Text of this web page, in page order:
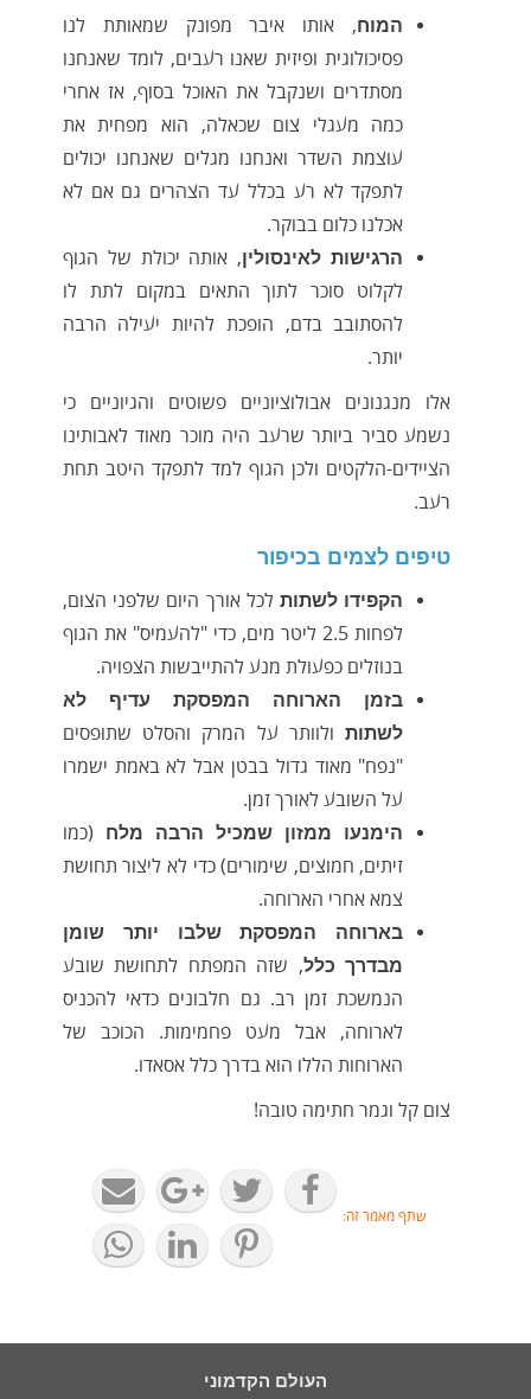
המוח, אותו איבר מפונק שמאותת לנו
פסיכולוגית ופיזית שאנו רעבים, לומד שאנחנו
מסתדרים ושנקבל את האוכל בסוף, אז אחרי
כמה מעגלי צום שכאלה, הוא מפחית את
עוצמת השדר ואנחנו מגלים שאנחנו יכולים
לתפקד לא רע בכלל עד הצהרים גם אם לא
אכלנו כלום בבוקר.
הרגישות לאינסולין, אותה יכולת של הגוף
לקלוט סוכר לתוך התאים במקום לתת לו
להסתובב בדם, הופכת להיות יעילה הרבה
יותר.
אלו מנגנונים אבולוציוניים פשוטים והגיוניים כי
נשמע סביר ביותר שרעב היה מוכר מאוד לאבותינו
הציידים-הלקטים ולכן הגוף למד לתפקד היטב תחת
רעב.
טיפים לצמים בכיפור
הקפידו לשתותלכל אורך היום שלפני הצום,
לפחות 2.5 ליטר מים, כדי "להעמיס" את הגוף
בנוזלים כפעולת מנע להתייבשות הצפויה.
בזמן הארוחה המפסקת עדיף לא
לשתותולוותר על המרק והסלט שתופסים
"נפח" מאוד גדול בבטן אבל לא באמת ישמרו
על השובע לאורך זמן.
הימנעו ממזון שמכיל הרבה מלח
(כמו
זיתים, חמוצים, שימורים) כדי לא ליצור תחושת
צמא אחרי הארוחה.
בארוחה המפסקת שלבו יותר שומן
מבדרך כלל, שזה המפתח לתחושת שובע
הנמשכת זמן רב. גם חלבונים כדאי להכניס
לארוחה, אבל מעט פחמימות. הכוכב של
הארוחות הללו הוא בדרך כלל אסאדו.
צום קל וגמר חתימה טובה!
שתף מאמר זה:
העולם הקדמוני